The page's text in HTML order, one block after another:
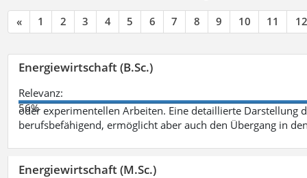
« 1 2 3 4 5 6 7 8 9 10 11 12
Energiewirtschaft (B.Sc.)
Relevanz:
56%
oder experimentellen Arbeiten. Eine detaillierte Darstellung
berufsbefähigend, ermöglicht aber auch den Übergang in
Energiewirtschaft (M.Sc.)